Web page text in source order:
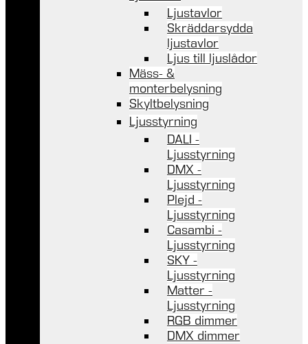
Ljustavlor
Skräddarsydda
ljustavlor
Ljus till ljuslådor
Mäss- &
monterbelysning
Skyltbelysning
Ljusstyrning
DALI -
Ljusstyrning
DMX -
Ljusstyrning
Plejd -
Ljusstyrning
Casambi -
Ljusstyrning
SKY -
Ljusstyrning
Matter -
Ljusstyrning
RGB dimmer
DMX dimmer